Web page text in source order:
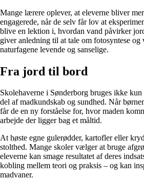
Mange lærere oplever, at eleverne bliver
engagerede, når de selv får lov at
blive en lektion i, hvordan vand påvirker
giver anledning til at tale om fotosyntese
naturfagene levende og sanselige.
Fra jord til bord
Skolehaverne i Sønderborg bruges ikke
del af madkundskab og sundhed. Når
får de en ny forståelse for, hvor maden
arbejde der ligger bag et måltid.
At høste egne gulerødder, kartofler eller
stolthed. Mange skoler vælger at bruge
eleverne kan smage resultatet af deres
kobling mellem teori og praksis – og kan
madvaner.